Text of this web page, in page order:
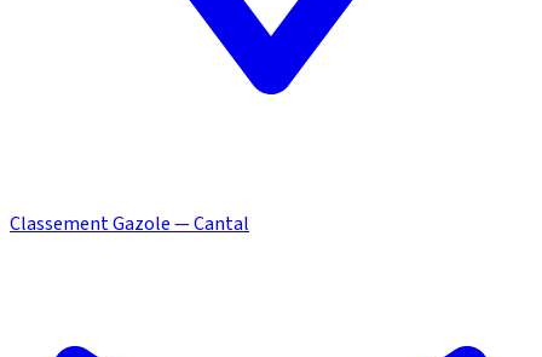
Classement Gazole — Cantal